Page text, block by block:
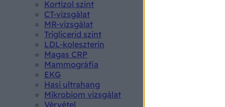
Kortizol szint
CT-vizsgálat
MR-vizsgálat
Triglicerid szint
LDL-koleszterin
Magas CRP
Mammográfia
EKG
Hasi ultrahang
Mikrobiom vizsgálat
Vérvétel